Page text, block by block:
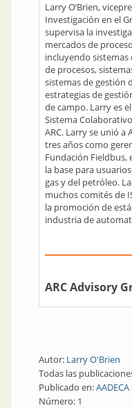
Larry O’Brien,
Investigación en el
supervisa la
mercados de
incluyendo
de procesos,
sistemas de gestión
estrategias de
de campo. Larry es
Sistema
ARC. Larry se unió a
tres años como
Fundación Fieldbus,
la base para
gas y del petróleo.
muchos comités de
la promoción de
industria de
ARC Advisory
Autor: Larry O'Brien
Todas las
Publicado en:
Número: 1